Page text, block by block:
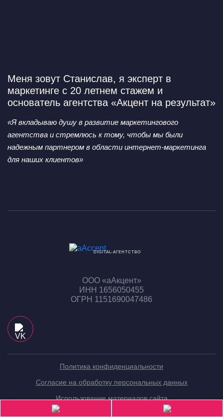
Меня зовут Станислав, я эксперт в
маркетинге с 20 летнем стажем и
основатель агентства «Акцент на результат»
«Я вкладываю душу в развитие маркетингового
агентства и стремлюсь к тому, чтобы мы были
надежным партнером в области интернет-маркетинга
для наших клиентов»
DIGITAL-АГЕНТСТВО
ООО «аАкцент»
ИНН 1656050455
ОГРН 1151690047486
Политика конфиденциальности
Согласие на обработку персональных данных
Использование материалов сайта